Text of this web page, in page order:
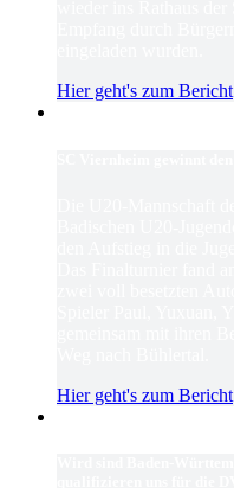
Hier geht's zum Bericht
Hier geht's zum Bericht